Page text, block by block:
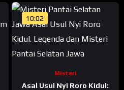
10:02
Misteri
Asal Usul Nyi Roro Kidul: